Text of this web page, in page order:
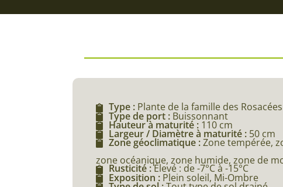
Type : Plante de la famille des Rosacées
Type de port : Buissonnant
Hauteur à maturité : 110 cm
Largeur / Diamètre à maturité : 50 cm
Zone géoclimatique :Zone tempérée,
zone océanique, zone humide, zone de
Rusticité :Élevé : de -7°C à -15°C
Exposition : Plein soleil, Mi-Ombre